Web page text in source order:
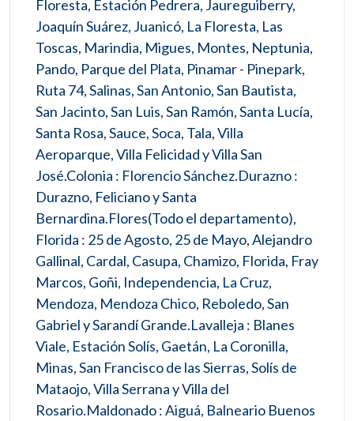
Floresta, Estación Pedrera, Jaureguiberry,
Joaquín Suárez, Juanicó, La Floresta, Las
Toscas, Marindia, Migues, Montes, Neptunia,
Pando, Parque del Plata, Pinamar - Pinepark,
Ruta 74, Salinas, San Antonio, San Bautista,
San Jacinto, San Luis, San Ramón, Santa Lucía,
Santa Rosa, Sauce, Soca, Tala, Villa
Aeroparque, Villa Felicidad y Villa San
José.Colonia : Florencio Sánchez.Durazno :
Durazno, Feliciano y Santa
Bernardina.Flores(Todo el departamento),
Florida : 25 de Agosto, 25 de Mayo, Alejandro
Gallinal, Cardal, Casupa, Chamizo, Florida, Fray
Marcos, Goñi, Independencia, La Cruz,
Mendoza, Mendoza Chico, Reboledo, San
Gabriel y Sarandí Grande.Lavalleja : Blanes
Viale, Estación Solís, Gaetán, La Coronilla,
Minas, San Francisco de las Sierras, Solís de
Mataojo, Villa Serrana y Villa del
Rosario.Maldonado : Aiguá, Balneario Buenos